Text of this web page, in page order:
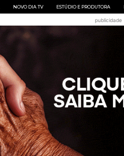
NOVO DIA TV ESTÚDIO E PRODUTORA
publicidade